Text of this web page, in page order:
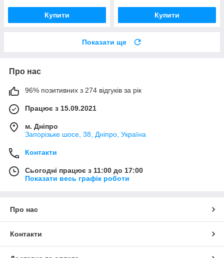
Купити Купити
Показати ще
Про нас
96% позитивних з 274 відгуків за рік
Працює з 15.09.2021
м. Дніпро
Запорізьке шосе, 38, Дніпро, Україна
Контакти
Сьогодні працює з 11:00 до 17:00
Показати весь графік роботи
Про нас
Контакти